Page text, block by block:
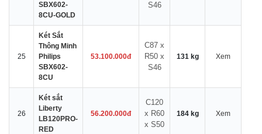
SBX602-
8CU-GOLD
S46
25
Két Sắt
Thông Minh
Philips
SBX602-
8CU
53.100.000đ
C87 x
R50 x
S46
131 kg Xem
26
Két sắt
Liberty
LB120PRO-
RED
56.200.000đ
C120
x R60
x S50
184 kg Xem